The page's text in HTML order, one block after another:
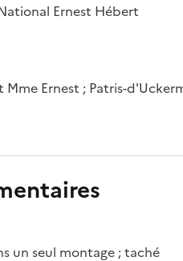
Ernest Hébert
Ernest ; Patris-
un seul montage ; taché